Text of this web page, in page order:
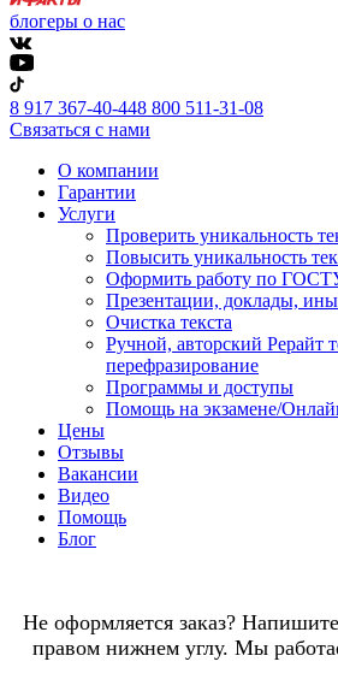
блогеры о нас
8 917 367-40-448 800 511-31-08
Связаться с нами
О компании
Гарантии
Услуги
Проверить уникальность
Повысить уникальность
Оформить работу по
Презентации, доклады,
Очистка текста
Ручной, авторский Рерайт
перефразирование
Программы и доступы
Помощь на экзамене/
Цены
Отзывы
Вакансии
Видео
Помощь
Блог
Не оформляется заказ?
правом нижнем углу. Мы